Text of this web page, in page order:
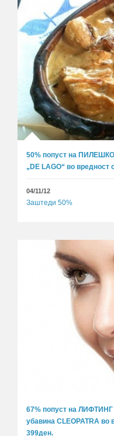
50% попуст на
„DE LAGO“ во
04/11/12
Заштеди 50%
67% попуст на
убавина CLEOPATRA во
399ден.